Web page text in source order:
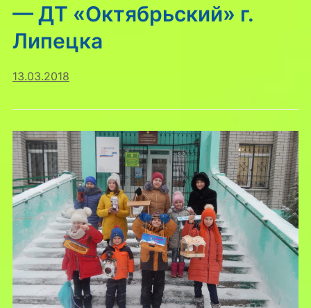
— ДТ «Октябрьский» г.
Липецка
13.03.2018